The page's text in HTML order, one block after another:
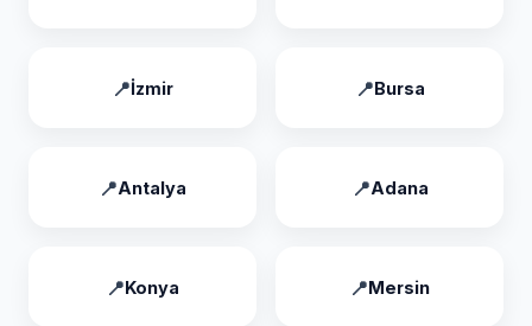
İzmir Bursa
Antalya Adana
Konya Mersin